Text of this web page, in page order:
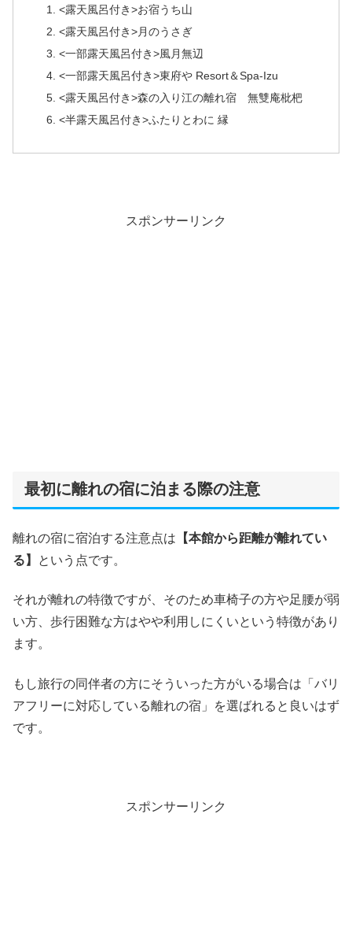
<露天風呂付き>お宿うち山
<露天風呂付き>月のうさぎ
<一部露天風呂付き>風月無辺
<一部露天風呂付き>東府や Resort＆Spa-Izu
<露天風呂付き>森の入り江の離れ宿 無雙庵枇杷
<半露天風呂付き>ふたりとわに 縁
スポンサーリンク
最初に離れの宿に泊まる際の注意
離れの宿に宿泊する注意点は 【本館から距離が離れてい
る】
という点です。
それが離れの特徴ですが、そのため車椅子の方や足腰が弱
い方、歩行困難な方はやや利用しにくいという特徴があり
ます。
もし旅行の同伴者の方にそういった方がいる場合は「バリ
アフリーに対応している離れの宿」を選ばれると良いはず
です。
スポンサーリンク